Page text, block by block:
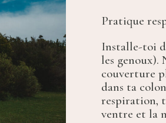
Pratique
Installe-toi
les genoux).
couverture
dans ta
respiration,
ventre et la